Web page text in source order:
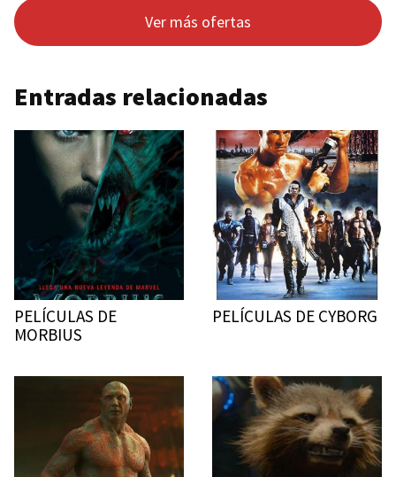
Ver más ofertas
Entradas relacionadas
PELÍCULAS DE
MORBIUS
PELÍCULAS DE CYBORG